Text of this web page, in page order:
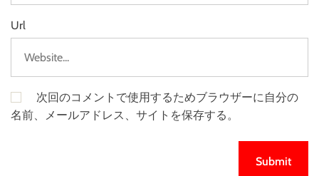
Url
次回のコメントで使用するためブラウザーに自分の
名前、メールアドレス、サイトを保存する。